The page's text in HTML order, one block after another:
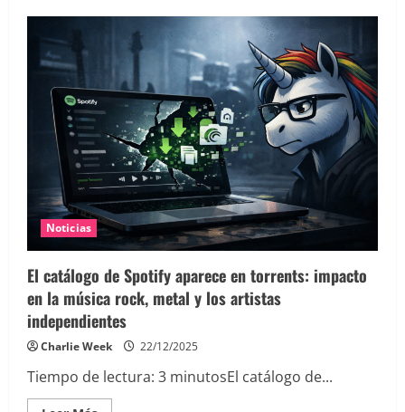
Noticias
El catálogo de Spotify aparece en torrents: impacto
en la música rock, metal y los artistas
independientes
Charlie Week 22/12/2025
Tiempo de lectura: 3 minutosEl catálogo de...